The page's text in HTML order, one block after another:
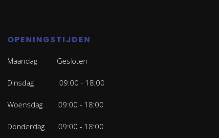
OPENINGSTIJDEN
Maandag Gesloten
Dinsdag 09:00 - 18:00
Woensdag 09:00 - 18:00
Donderdag 09:00 - 18:00